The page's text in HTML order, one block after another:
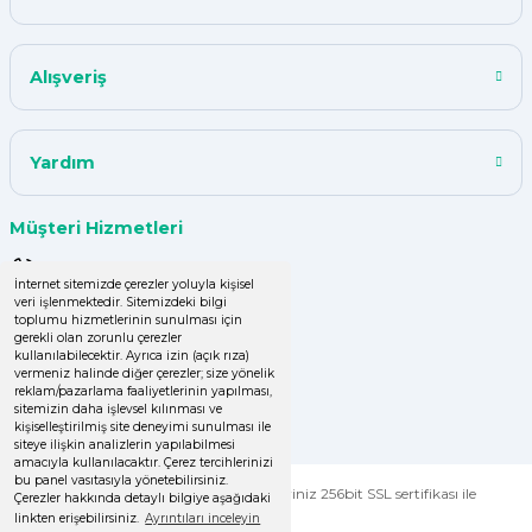
İnternet sitemizde çerezler yoluyla kişisel
veri işlenmektedir. Sitemizdeki bilgi
toplumu hizmetlerinin sunulması için
gerekli olan zorunlu çerezler
kullanılabilecektir. Ayrıca izin (açık rıza)
vermeniz halinde diğer çerezler; size yönelik
reklam/pazarlama faaliyetlerinin yapılması,
sitemizin daha işlevsel kılınması ve
kişiselleştirilmiş site deneyimi sunulması ile
siteye ilişkin analizlerin yapılabilmesi
amacıyla kullanılacaktır. Çerez tercihlerinizi
bu panel vasıtasıyla yönetebilirsiniz.
Çerezler hakkında detaylı bilgiye aşağıdaki
linkten erişebilirsiniz. Ayrıntıları inceleyin
teşekkür ederim ürün istediğim
Uzun süredir alışveriş yapıyorum
herşey çok iyi kalite ve fiyatları
uygun .Ana son siparişimde ürün
eksik çıktı
GÜLDEN DEMİRCİ | 16/04/2024
Kolay işlem, hızlı sipariş oluşturma,
hızlı kargo
Alışveriş
Yardım
Müşteri Hizmetleri
0 (536) 060 16 65
info@yakutsanambalaj.com.tr
İletişim Bilgilerimiz
© Tüm Hakları Saklıdır. Kredi kartı bilgileriniz 256bit SSL sertifikası ile
korunmaktadır.